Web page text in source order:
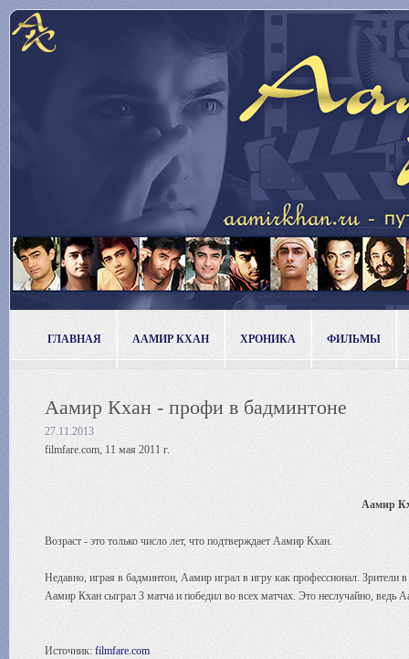
ГЛАВНАЯ ААМИР КХАН ХРОНИКА ФИЛЬМЫ
Аамир Кхан - профи в бадминтоне
27.11.2013
filmfare.com, 11 мая 2011 г.
Аамир
Возраст - это только число лет, что подтверждает Аамир Кхан.
Недавно, играя в бадминтон, Аамир играл в игру как профессионал. Зрители
Аамир Кхан сыграл 3 матча и победил во всех матчах. Это неслучайно,
Источник: filmfare.com